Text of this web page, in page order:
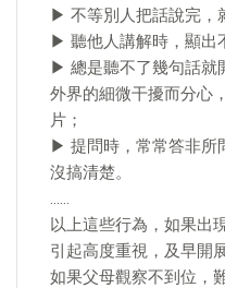
▶ 不等別人把話說完，
▶ 聽他人講解時，顯出
▶ 總是聽不了幾句話就
外界的細微干擾而分心
片；
▶ 提問時，常常答非所
沒搞清楚。
……
以上這些行為，如果出
引起高度重視，及早開
如果父母觀察不到位，